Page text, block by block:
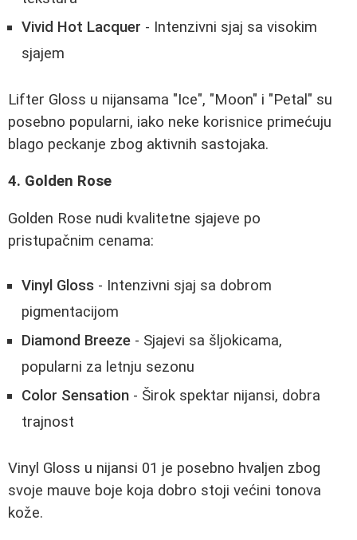
Vivid Hot Lacquer - Intenzivni sjaj sa visokim
sjajem
Lifter Gloss u nijansama "Ice", "Moon" i "Petal" su
posebno popularni, iako neke korisnice primećuju
blago peckanje zbog aktivnih sastojaka.
4. Golden Rose
Golden Rose nudi kvalitetne sjajeve po
pristupačnim cenama:
Vinyl Gloss - Intenzivni sjaj sa dobrom
pigmentacijom
Diamond Breeze - Sjajevi sa šljokicama,
popularni za letnju sezonu
Color Sensation - Širok spektar nijansi, dobra
trajnost
Vinyl Gloss u nijansi 01 je posebno hvaljen zbog
svoje mauve boje koja dobro stoji većini tonova
kože.